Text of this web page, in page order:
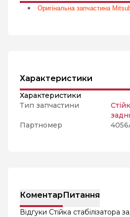
Оригінальна запчастина
Характеристики
Характеристики
Тип запчастини
Партномер
КоментарПитання
Відгуки Стійка стабілізатора